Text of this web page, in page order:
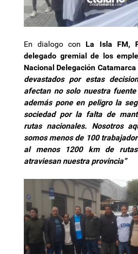
En dialogo con La Isla FM,
delegado gremial de los
Nacional Delegación Catamarca
devastados por estas
afectan no solo nuestra
además pone en peligro la
sociedad por la falta de
rutas nacionales. Nosotros
somos menos de 100
al menos 1200 km de
atraviesan nuestra provincia”